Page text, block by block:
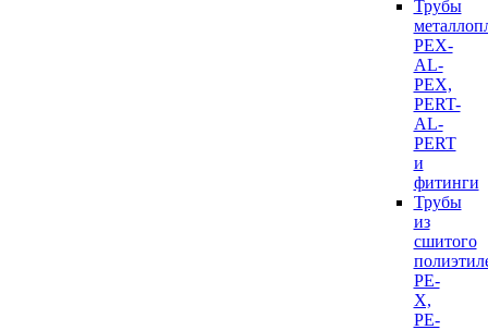
Трубы
PEX-
AL-
PEX,
PERT-
AL-
PERT
и
фитинги
Трубы
из
сшитого
PE-
X,
PE-